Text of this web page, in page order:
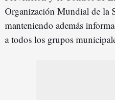
Organización Mundial de la
manteniendo además
a todos los grupos